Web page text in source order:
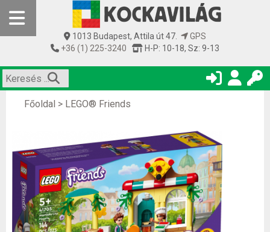
1013 Budapest, Attila út 47.
GPS
+36 (1) 225-3240
H-P: 10-18, Sz: 9-13
Főoldal > LEGO® Friends